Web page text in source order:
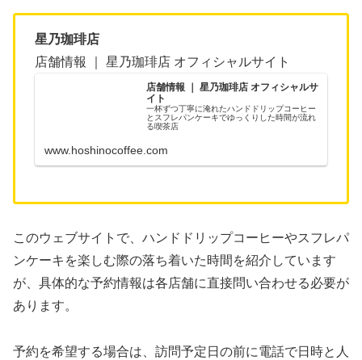
星乃珈琲店
店舗情報 ｜ 星乃珈琲店 オフィシャルサイト
店舗情報 ｜ 星乃珈琲店 オフィシャルサ
イト
一杯ずつ丁寧に淹れたハンドドリップコーヒー
とスフレパンケーキでゆっくりした時間が流れ
る喫茶店
www.hoshinocoffee.com
このウェブサイトで、ハンドドリップコーヒーやスフレパ
ンケーキを楽しむ際の落ち着いた時間を紹介しています
が、具体的な予約情報は各店舗に直接問い合わせる必要が
あります。
予約を希望する場合は、訪問予定日の前に電話で日時と人